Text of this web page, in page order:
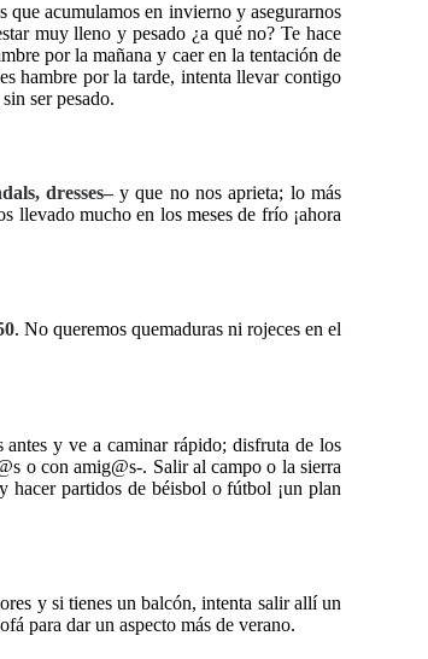
que acumulamos en invierno y asegurarnos
muy lleno y pesado ¿a qué no? Te hace
por la mañana y caer en la tentación de
hambre por la tarde, intenta llevar contigo
ser pesado.
dresses–y que no nos aprieta; lo más
llevado mucho en los meses de frío ¡ahora
. No queremos quemaduras ni rojeces en el
y ve a caminar rápido; disfruta de los
o con amig@s-. Salir al campo o la sierra
hacer partidos de béisbol o fútbol ¡un plan
y si tienes un balcón, intenta salir allí un
para dar un aspecto más de verano.